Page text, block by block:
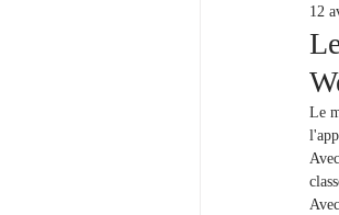
Chambre
Dégustations
12
Le